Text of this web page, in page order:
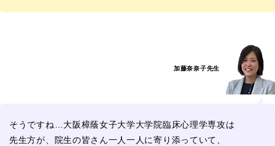
加藤奈奈子先生
そうですね…大阪樟蔭女子大学大学院臨床心理学専攻は
先生方が、院生の皆さん一人一人に寄り添っていて、